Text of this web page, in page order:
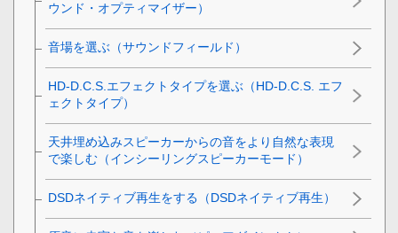
ウンド・オプティマイザー）
音場を選ぶ（サウンドフィールド）
HD-D.C.S.エフェクトタイプを選ぶ（HD-D.C.S. エフ
ェクトタイプ）
天井埋め込みスピーカーからの音をより自然な表現
で楽しむ（インシーリングスピーカーモード）
DSDネイティブ再生をする（DSDネイティブ再生）